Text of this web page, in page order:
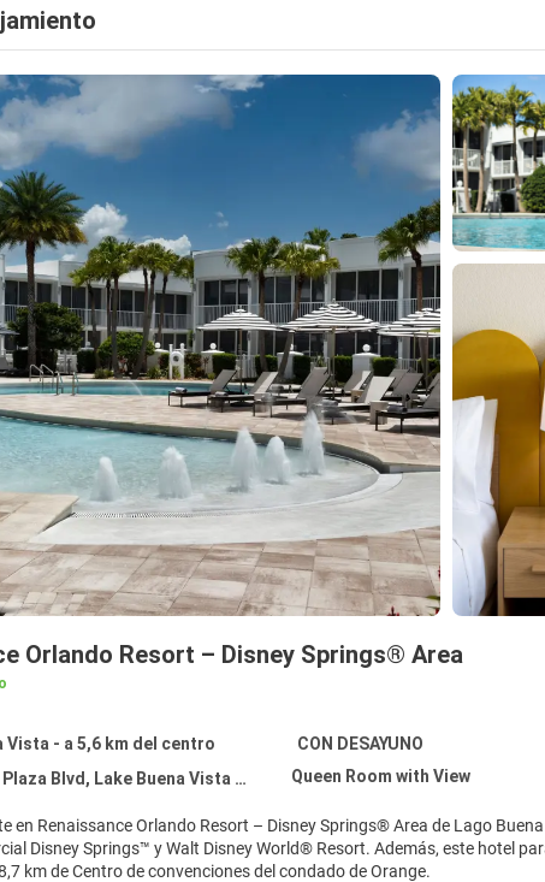
Orlando Resort – Disney Springs® Area
Vista - a 5,6 km del centro
CON DESAYUNO
Blvd, Lake Buena Vista 32830
Queen Room with View
en Renaissance Orlando Resort – Disney Springs® Area de Lago
Disney World® Resort. Además, este hotel para familias se encuentra a 3,5 km de Campo de golf Disney's Lake
km de Centro de convenciones del condado de Orange.